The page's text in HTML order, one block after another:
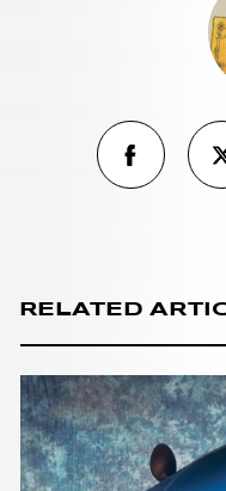
RELATED